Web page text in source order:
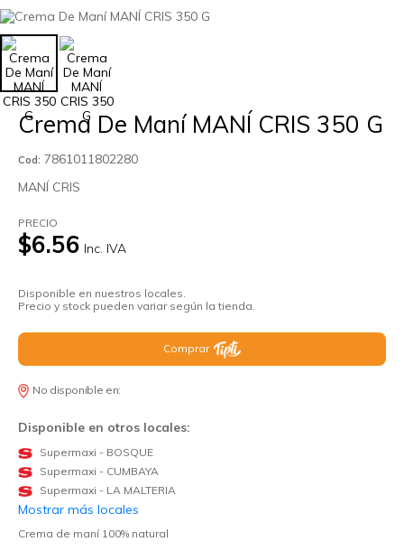
Crema De Maní MANÍ CRIS 350 G
Cod: 7861011802280
MANÍ CRIS
PRECIO
$6.56 Inc. IVA
Disponible en nuestros locales.
Precio y stock pueden variar según la tienda.
Comprar
No disponible en:
Disponible en otros locales:
Supermaxi - BOSQUE
Supermaxi - CUMBAYA
Supermaxi - LA MALTERIA
Mostrar más locales
Crema de maní 100% natural